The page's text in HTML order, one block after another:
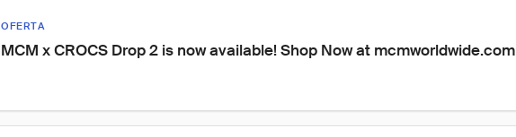
OFERTA
MCM x CROCS Drop 2 is now available! Shop Now at mcmworldwide.com